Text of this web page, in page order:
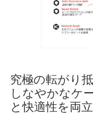
究極の転がり
しなやかなケ
と快適性を両立